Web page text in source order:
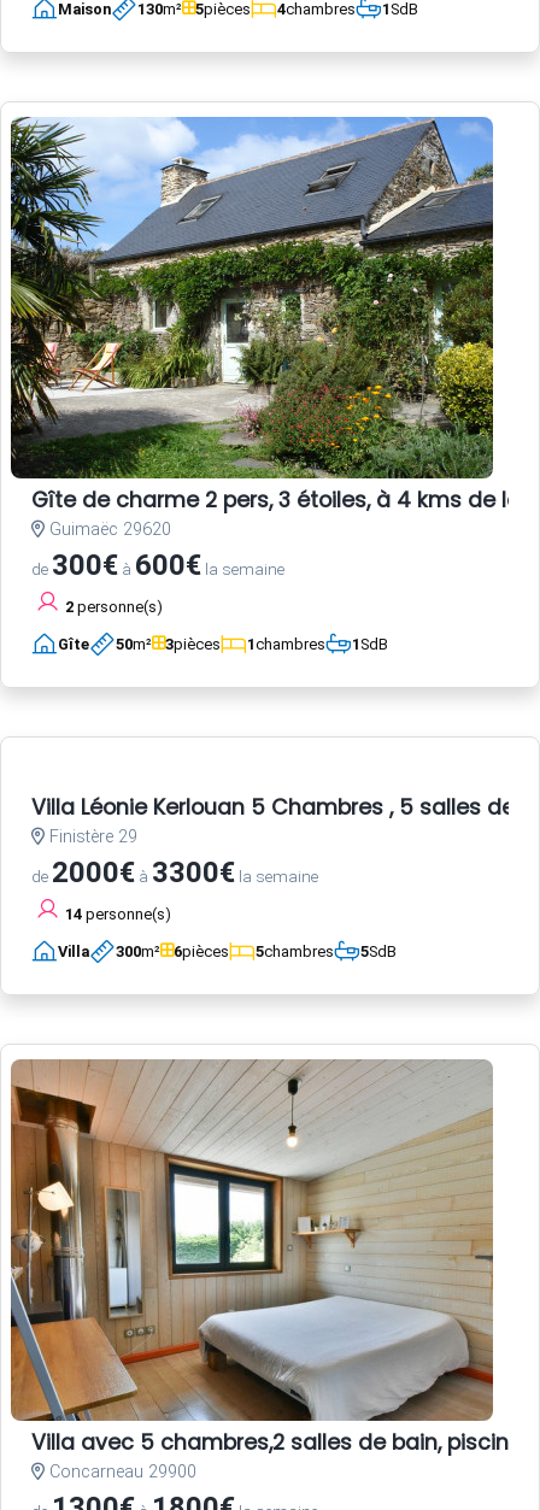
Maison 130m² 5pièces 4chambres 1SdB
Gîte de charme 2 pers, 3 étoiles, à 4 kms de la
Guimaëc 29620
de 300€ à 600€ la semaine
2 personne(s)
Gîte 50m² 3pièces 1chambres 1SdB
Villa Léonie Kerlouan 5 Chambres , 5 salles de
Finistère 29
de 2000€ à 3300€ la semaine
14 personne(s)
Villa 300m² 6pièces 5chambres 5SdB
Villa avec 5 chambres,2 salles de bain, piscine
Concarneau 29900